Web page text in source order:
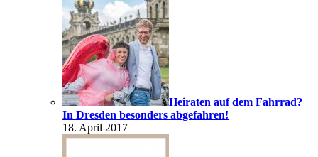
Heiraten auf dem Fahrrad?
In Dresden besonders abgefahren!
18. April 2017